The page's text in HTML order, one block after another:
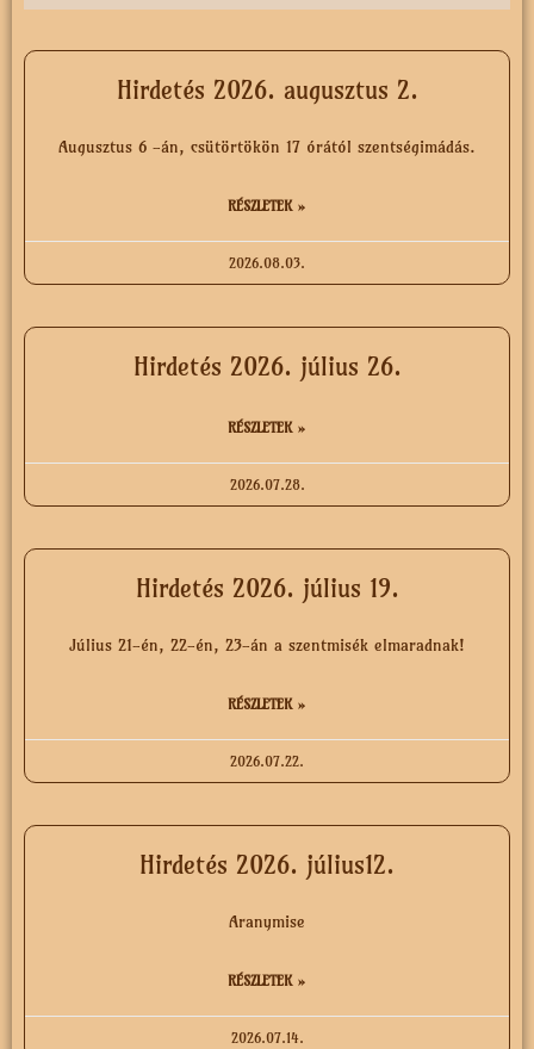
Hirdetés 2026. augusztus 2.
Augusztus 6 -án, csütörtökön 17 órától szentségimádás.
RÉSZLETEK »
2026.08.03.
Hirdetés 2026. július 26.
RÉSZLETEK »
2026.07.28.
Hirdetés 2026. július 19.
Július 21-én, 22-én, 23-án a szentmisék elmaradnak!
RÉSZLETEK »
2026.07.22.
Hirdetés 2026. július12.
Aranymise
RÉSZLETEK »
2026.07.14.